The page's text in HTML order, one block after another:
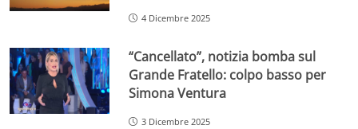
4 Dicembre 2025
“Cancellato”, notizia bomba sul
Grande Fratello: colpo basso per
Simona Ventura
3 Dicembre 2025